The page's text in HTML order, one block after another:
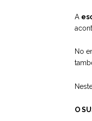
A
No
O